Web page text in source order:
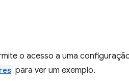
o acesso a uma
para ver um exemplo.